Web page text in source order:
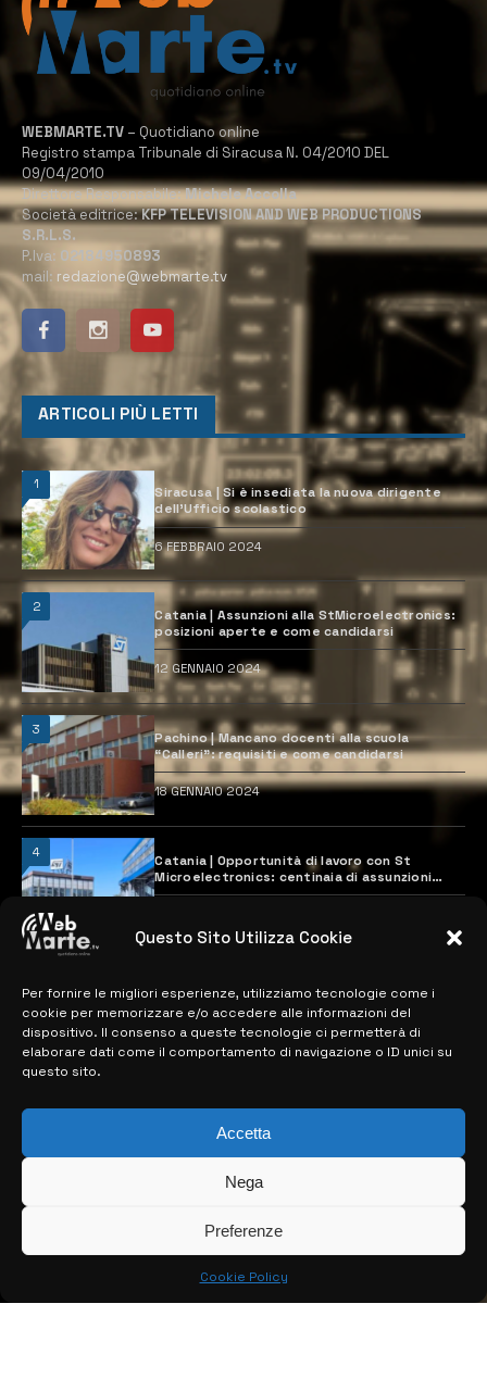
Questo Sito Utilizza Cookie
Per fornire le migliori esperienze, utilizziamo tecnologie come i
cookie per memorizzare e/o accedere alle informazioni del
dispositivo. Il consenso a queste tecnologie ci permetterà di
elaborare dati come il comportamento di navigazione o ID unici su
questo sito.
Accetta
Nega
Preferenze
Cookie Policy
WEBMARTE.TV – Quotidiano online
Registro stampa Tribunale di Siracusa N. 04/2010 DEL
09/04/2010
Direttore Responsabile:Michele Accolla
Società editrice:KFP TELEVISION AND WEB PRODUCTIONS
S.R.L.S.
P.Iva: 02184950893
mail: redazione@webmarte.tv
ARTICOLI PIÙ LETTI
1
Siracusa | Si è insediata la nuova dirigente
dell’Ufficio scolastico
6 FEBBRAIO 2024
2
Catania | Assunzioni alla StMicroelectronics:
posizioni aperte e come candidarsi
12 GENNAIO 2024
3
Pachino | Mancano docenti alla scuola
“Calleri”: requisiti e come candidarsi
18 GENNAIO 2024
4
Catania | Opportunità di lavoro con St
Microelectronics: centinaia di assunzioni
previste
MAPPA DEL SITO
> NOTIZIE